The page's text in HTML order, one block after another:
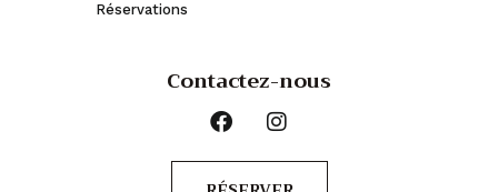
Réservations
Contactez-nous